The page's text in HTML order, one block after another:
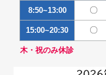
8:50~13:00 〇
15:00~20:30 〇
木・祝のみ休診